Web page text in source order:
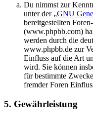
Du nimmst zur
unter der „GNU
bereitgestellten
(www.phpbb.com)
werden durch die
www.phpbb.de zur
Einfluss auf die Art
wird. Sie können
für bestimmte
fremder Foren
5. Gewährleistung